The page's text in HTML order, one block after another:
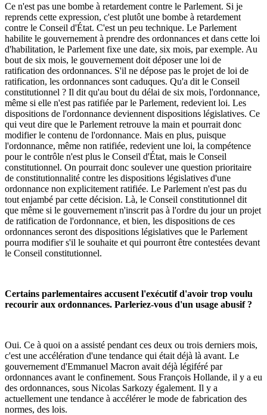
Ce n'est pas une bombe à retardement contre le Parlement. Si je
reprends cette expression, c'est plutôt une bombe à retardement
contre le Conseil d'État. C'est un peu technique. Le Parlement
habilite le gouvernement à prendre des ordonnances et dans cette loi
d'habilitation, le Parlement fixe une date, six mois, par exemple. Au
bout de six mois, le gouvernement doit déposer une loi de
ratification des ordonnances. S'il ne dépose pas le projet de loi de
ratification, les ordonnances sont caduques. Qu'a dit le Conseil
constitutionnel ? Il dit qu'au bout du délai de six mois, l'ordonnance,
même si elle n'est pas ratifiée par le Parlement, redevient loi. Les
dispositions de l'ordonnance deviennent dispositions législatives. Ce
qui veut dire que le Parlement retrouve la main et pourrait donc
modifier le contenu de l'ordonnance. Mais en plus, puisque
l'ordonnance, même non ratifiée, redevient une loi, la compétence
pour le contrôle n'est plus le Conseil d'État, mais le Conseil
constitutionnel. On pourrait donc soulever une question prioritaire
de constitutionnalité contre les dispositions législatives d'une
ordonnance non explicitement ratifiée. Le Parlement n'est pas du
tout enjambé par cette décision. Là, le Conseil constitutionnel dit
que même si le gouvernement n'inscrit pas à l'ordre du jour un projet
de ratification de l'ordonnance, et bien, les dispositions de ces
ordonnances seront des dispositions législatives que le Parlement
pourra modifier s'il le souhaite et qui pourront être contestées devant
le Conseil constitutionnel.
Certains parlementaires accusent l'exécutif d'avoir trop voulu
recourir aux ordonnances. Parleriez-vous d'un usage abusif ?
Oui. Ce à quoi on a assisté pendant ces deux ou trois derniers mois,
c'est une accélération d'une tendance qui était déjà là avant. Le
gouvernement d'Emmanuel Macron avait déjà légiféré par
ordonnances avant le confinement. Sous François Hollande, il y a eu
des ordonnances, sous Nicolas Sarkozy également. Il y a
actuellement une tendance à accélérer le mode de fabrication des
normes, des lois.